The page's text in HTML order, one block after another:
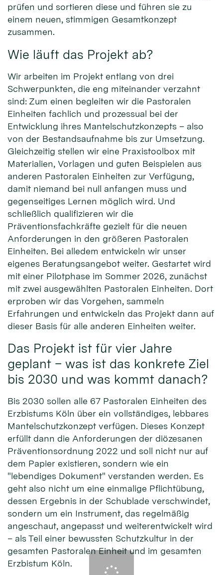
prüfen und sortieren diese und führen sie zu
einem neuen, stimmigen Gesamtkonzept
zusammen.
Wie läuft das Projekt ab?
Wir arbeiten im Projekt entlang von drei
Schwerpunkten, die eng miteinander verzahnt
sind: Zum einen begleiten wir die Pastoralen
Einheiten fachlich und prozessual bei der
Entwicklung ihres Mantelschutzkonzepts – also
von der Bestandsaufnahme bis zur Umsetzung.
Gleichzeitig stellen wir eine Praxistoolbox mit
Materialien, Vorlagen und guten Beispielen aus
anderen Pastoralen Einheiten zur Verfügung,
damit niemand bei null anfangen muss und
gegenseitiges Lernen möglich wird. Und
schließlich qualifizieren wir die
Präventionsfachkräfte gezielt für die neuen
Anforderungen in den größeren Pastoralen
Einheiten. Bei alledem entwickeln wir unser
eigenes Beratungsangebot weiter. Gestartet wird
mit einer Pilotphase im Sommer 2026, zunächst
mit zwei ausgewählten Pastoralen Einheiten. Dort
erproben wir das Vorgehen, sammeln
Erfahrungen und entwickeln das Projekt dann auf
dieser Basis für alle anderen Einheiten weiter.
Das Projekt ist für vier Jahre
geplant – was ist das konkrete Ziel
bis 2030 und was kommt danach?
Bis 2030 sollen alle 67 Pastoralen Einheiten des
Erzbistums Köln über ein vollständiges, lebbares
Mantelschutzkonzept verfügen. Dieses Konzept
erfüllt dann die Anforderungen der diözesanen
Präventionsordnung 2022 und soll nicht nur auf
dem Papier existieren, sondern wie ein
"lebendiges Dokument" verstanden werden. Es
geht also nicht um eine einmalige Pflichtübung,
dessen Ergebnis in der Schublade verschwindet,
sondern um ein Instrument, das regelmäßig
angeschaut, angepasst und weiterentwickelt wird
– als Teil einer bewussten Schutzkultur in der
gesamten Pastoralen Einheit und im gesamten
Erzbistum Köln.